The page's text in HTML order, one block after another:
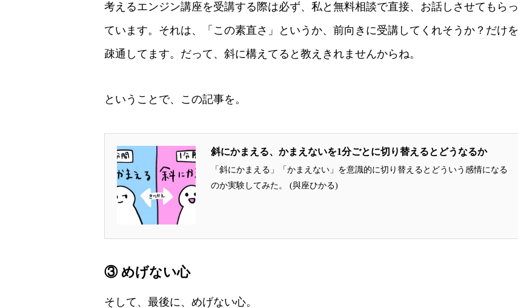
考えるエンジン講座を受講する際は必ず、私と無料相談で直接、お話しさせてもらっ
ています。それは、「この素直さ」というか、前向きに受講してくれそうか？だけを
疎通してます。だって、斜に構えてると教えきれませんからね。
ということで、この記事を。
斜にかまえる、かまえないを1分ごとに切り替えるとどうなるか
「斜にかまえる」「かまえない」を意識的に切り替えるとどういう感情になる
のか実験してみた。 (與座ひかる)
③ めげない心
そして、最後に、めげない心。